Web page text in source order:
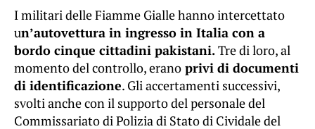
I militari delle Fiamme Gialle hanno intercettato
un’autovettura in ingresso in Italia con a
bordo cinque cittadini pakistani.Tre di loro, al
momento del controllo, erano privi di documenti
di identificazione. Gli accertamenti successivi,
svolti anche con il supporto del personale del
Commissariato di Polizia di Stato di Cividale del